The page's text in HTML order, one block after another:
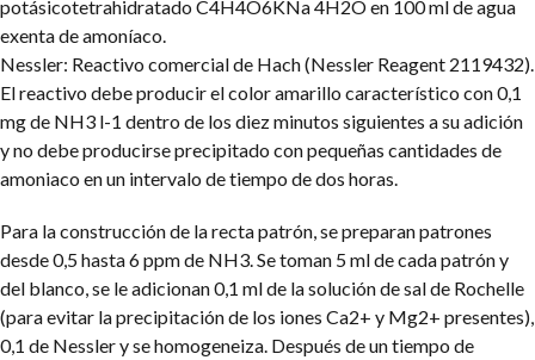
potásicotetrahidratado C4H4O6KNa 4H2O en 100 ml de agua
exenta de amoníaco.
Nessler: Reactivo comercial de Hach (Nessler Reagent 2119432).
El reactivo debe producir el color amarillo característico con 0,1
mg de NH3 l-1 dentro de los diez minutos siguientes a su adición
y no debe producirse precipitado con pequeñas cantidades de
amoniaco en un intervalo de tiempo de dos horas.
Para la construcción de la recta patrón, se preparan patrones
desde 0,5 hasta 6 ppm de NH3. Se toman 5 ml de cada patrón y
del blanco, se le adicionan 0,1 ml de la solución de sal de Rochelle
(para evitar la precipitación de los iones Ca2+ y Mg2+ presentes),
0,1 de Nessler y se homogeneiza. Después de un tiempo de